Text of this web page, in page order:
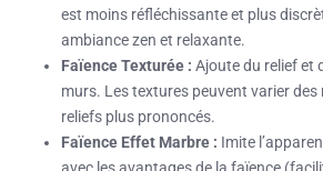
est moins réfléchissante et plus
ambiance zen et relaxante.
Faïence Texturée : Ajoute du relief et
murs. Les textures peuvent varier
reliefs plus prononcés.
Faïence Effet Marbre : Imite